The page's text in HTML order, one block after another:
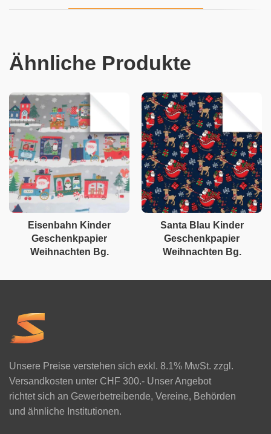
Ähnliche Produkte
Eisenbahn Kinder
Geschenkpapier
Weihnachten Bg.
Santa Blau Kinder
Geschenkpapier
Weihnachten Bg.
Unsere Preise verstehen sich exkl. 8.1% MwSt. zzgl.
Versandkosten unter CHF 300.- Unser Angebot
richtet sich an Gewerbetreibende, Vereine, Behörden
und ähnliche Institutionen.